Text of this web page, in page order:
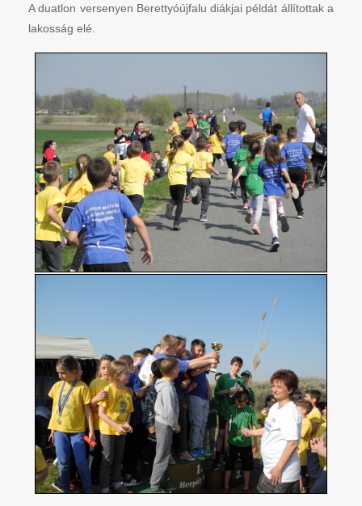
A duatlon versenyen Berettyóújfalu diákjai példát állítottak a
lakosság elé.